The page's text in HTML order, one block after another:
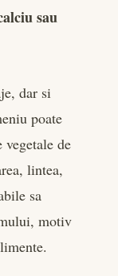
sau
dar si
poate
de
lintea,
sa
motiv